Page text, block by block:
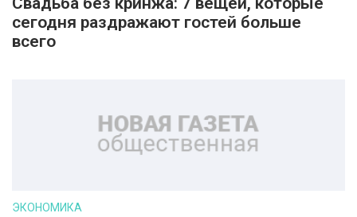
сегодня раздражают гостей больше
всего
ЭКОНОМИКА